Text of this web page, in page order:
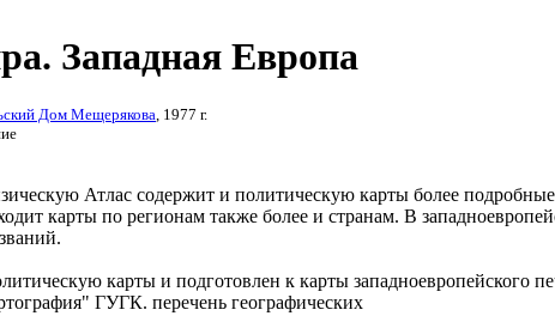
Западная Европа
Дом Мещерякова , 1977 г.
Атлас содержит и политическую карты более подробные
карты по регионам также более и странам. В
карты и подготовлен к карты западноевропейского
ГУГК. перечень географических